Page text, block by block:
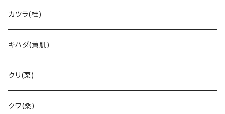
カツラ(桂)
キハダ(黄肌)
クリ(栗)
クワ(桑)